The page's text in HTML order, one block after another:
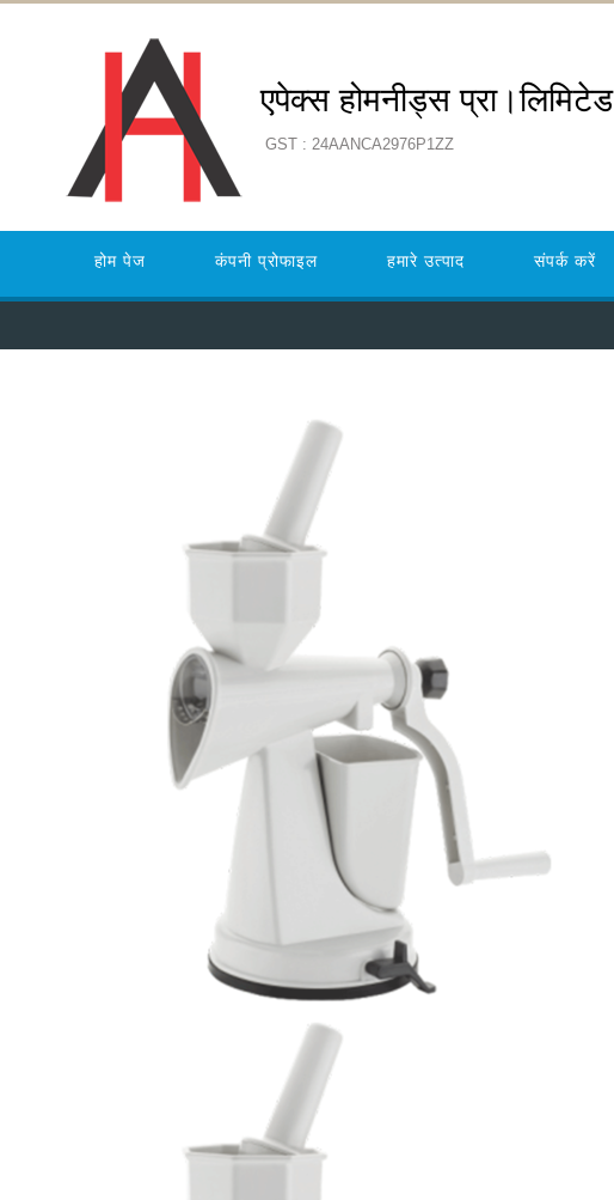
एपेक्स होमनीड्स प्रा।लिमिटेड
GST : 24AANCA2976P1ZZ
होम पेज कंपनी प्रोफाइल हमारे उत्पाद संपर्क करें